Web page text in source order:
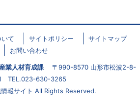
て サイトポリシー
サイトマップ
お問い合わせ
業人材育成課 〒990-8570 山形市松波2-8-
TEL.023-630-3265
情報サイト All Rights Reserved.